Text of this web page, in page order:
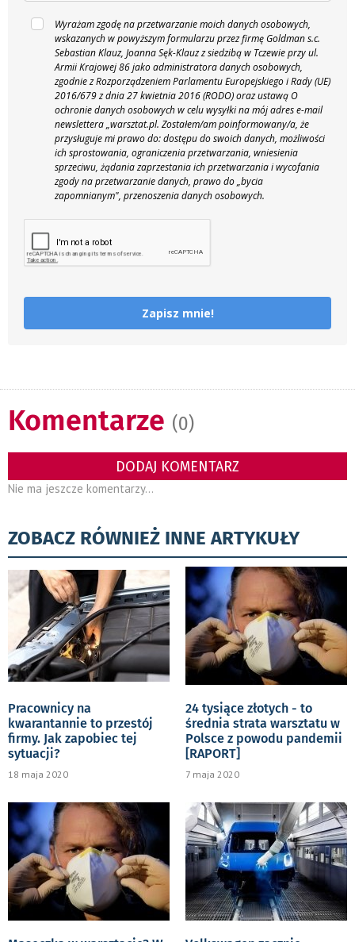
Wyrażam zgodę na przetwarzanie moich danych osobowych,
wskazanych w powyższym formularzu przez firmę Goldman s.c.
Sebastian Klauz, Joanna Sęk-Klauz z siedzibą w Tczewie przy ul.
Armii Krajowej 86 jako administratora danych osobowych,
zgodnie z Rozporządzeniem Parlamentu Europejskiego i Rady (UE)
2016/679 z dnia 27 kwietnia 2016 (RODO) oraz ustawą O
ochronie danych osobowych w celu wysyłki na mój adres e-mail
newslettera „warsztat.pl. Zostałem/am poinformowany/a, że
przysługuje mi prawo do: dostępu do swoich danych, możliwości
ich sprostowania, ograniczenia przetwarzania, wniesienia
sprzeciwu, żądania zaprzestania ich przetwarzania i wycofania
zgody na przetwarzanie danych, prawo do „bycia
zapomnianym", przenoszenia danych osobowych.
Zapisz mnie!
Komentarze (0)
DODAJ KOMENTARZ
Nie ma jeszcze komentarzy...
ZOBACZ RÓWNIEŻ INNE ARTYKUŁY
Pracownicy na
kwarantannie to przestój
firmy. Jak zapobiec tej
sytuacji?
18 maja 2020
24 tysiące złotych - to
średnia strata warsztatu w
Polsce z powodu pandemii
[RAPORT]
7 maja 2020